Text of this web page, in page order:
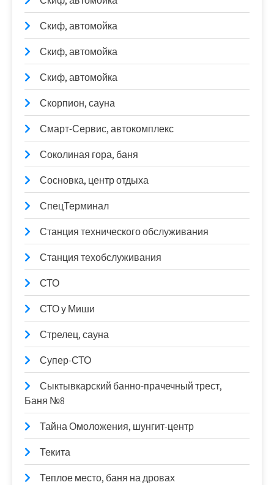
Скиф, автомойка
Скиф, автомойка
Скиф, автомойка
Скорпион, сауна
Смарт-Сервис, автокомплекс
Соколиная гора, баня
Сосновка, центр отдыха
СпецТерминал
Станция технического обслуживания
Станция техобслуживания
СТО
СТО у Миши
Стрелец, сауна
Супер-СТО
Сыктывкарский банно-прачечный трест,
Баня №8
Тайна Омоложения, шунгит-центр
Текита
Теплое место, баня на дровах